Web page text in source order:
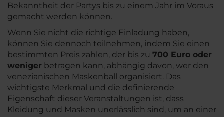
Bekanntheit der Partys bis zu einem Jahr im Voraus
gemacht werden können.
Wenn Sie nicht die richtige Einladung haben,
können Sie dennoch teilnehmen, indem Sie einen
bestimmten Preis zahlen, der bis zu 700 Euro oder
weniger betragen kann, abhängig davon, wer den
venezianischen Maskenball organisiert. Das
wichtigste Merkmal und die definierende
Eigenschaft dieser Veranstaltungen ist, dass
Kleidung und Masken unerlässlich sind, um an einer